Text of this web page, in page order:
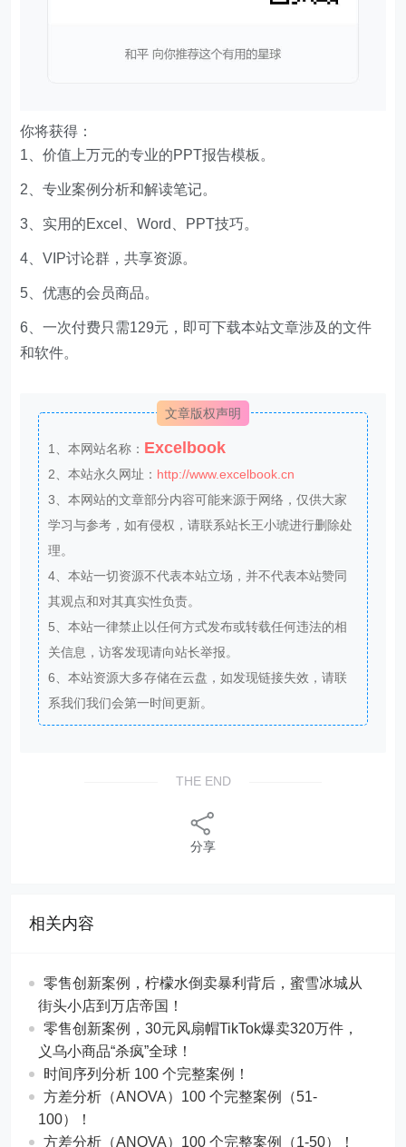
你将获得：
1、价值上万元的专业的PPT报告模板。
2、专业案例分析和解读笔记。
3、实用的Excel、Word、PPT技巧。
4、VIP讨论群，共享资源。
5、优惠的会员商品。
6、一次付费只需129元，即可下载本站文章涉及的文件
和软件。
文章版权声明
1、本网站名称： Excelbook
2、本站永久网址： http://www.excelbook.cn
3、本网站的文章部分内容可能来源于网络，仅供大家
学习与参考，如有侵权，请联系站长王小琥进行删除处
理。
4、本站一切资源不代表本站立场，并不代表本站赞同
其观点和对其真实性负责。
5、本站一律禁止以任何方式发布或转载任何违法的相
关信息，访客发现请向站长举报。
6、本站资源大多存储在云盘，如发现链接失效，请联
系我们我们会第一时间更新。
THE END
分享
相关内容
零售创新案例，柠檬水倒卖暴利背后，蜜雪冰城从
街头小店到万店帝国！
​​零售创新案例，30元风扇帽TikTok爆卖320万件，
义乌小商品“杀疯”全球！
时间序列分析 100 个完整案例！
方差分析（ANOVA）100 个完整案例（51-
100）！
方差分析（ANOVA）100 个完整案例（1-50）！